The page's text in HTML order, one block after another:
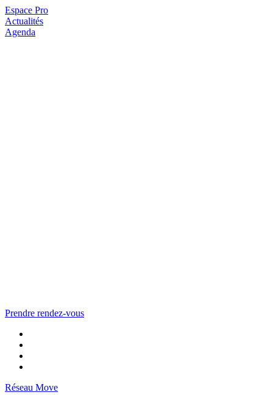
Espace Pro
Actualités
Agenda
Prendre rendez-vous
Réseau Move